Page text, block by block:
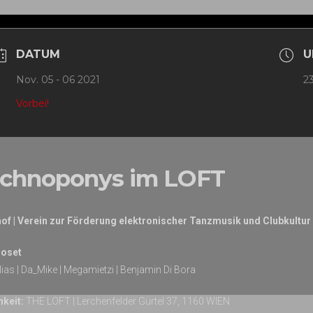
Navigation
DATUM
Nov. 05 - 06 2021
Vorbei!
im LOFT
| Verein zur Förderung elektronischer Tanzmusik und Clubkultur
| Da_Mike | Megamietzi | Benjamin Di Bora
THE LOFT | Lerchenfelder Gürtel 37, 1160 WIEN